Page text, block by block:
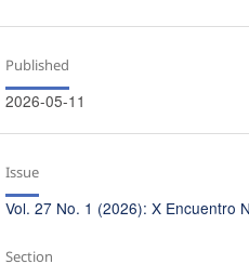
Published
2026-05-11
Issue
Vol. 27 No. 1 (2026): X Encuentro
Section